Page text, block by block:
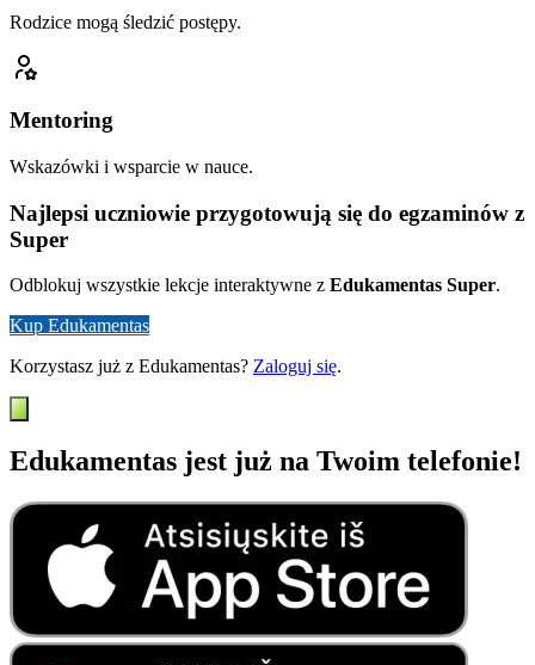
Rodzice mogą śledzić postępy.
Mentoring
Wskazówki i wsparcie w nauce.
Najlepsi uczniowie przygotowują się do egzaminów z
Super
Odblokuj wszystkie lekcje interaktywne z Edukamentas Super.
Kup Edukamentas
Korzystasz już z Edukamentas? Zaloguj się.
Edukamentas jest już na Twoim telefonie!